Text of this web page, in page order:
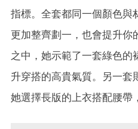
指標。全套都同一個顏色與
更加整齊劃一，也會提升你
之中，她示範了一套綠色的
升穿搭的高貴氣質。另一套
她選擇長版的上衣搭配腰帶